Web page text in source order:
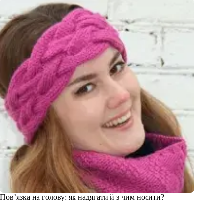
Пов’язка на голову: як надягати й з чим носити?